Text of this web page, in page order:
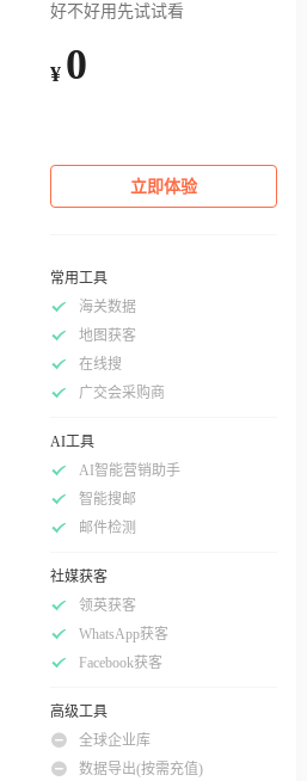
好不好用先试试看
¥ 0
立即体验
常用工具
海关数据
地图获客
在线搜
广交会采购商
AI工具
AI智能营销助手
智能搜邮
邮件检测
社媒获客
领英获客
WhatsApp获客
Facebook获客
高级工具
全球企业库
数据导出(按需充值)